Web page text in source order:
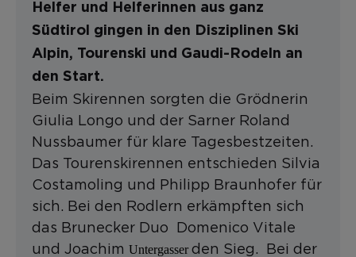
Helfer und Helferinnen aus ganz
Südtirol gingen in den Disziplinen Ski
Alpin, Tourenski und Gaudi-Rodeln an
den Start.
Beim Skirennen sorgten die Grödnerin
Giulia Longo und der Sarner Roland
Nussbaumer für klare Tagesbestzeiten.
Das Tourenskirennen entschieden Silvia
Costamoling und Philipp Braunhofer für
sich. Bei den Rodlern erkämpften sich
das Brunecker Duo Domenico Vitale
und Joachim Untergasser den Sieg. Bei der